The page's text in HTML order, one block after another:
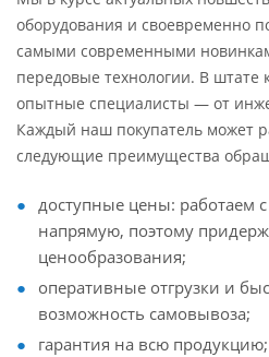
оборудования и своевременно
самыми современными
передовые технологии. В штате
опытные специалисты — от
Каждый наш покупатель может
следующие преимущества
доступные цены: работаем
напрямую, поэтому
ценообразования;
оперативные отгрузки и
возможность самовывоза;
гарантия на всю продукцию;